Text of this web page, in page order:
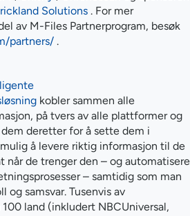
Solutions . For mer
av M-Files Partnerprogram, besøk
partners/ .
kobler sammen alle
på tvers av alle plattformer og
dem deretter for å sette dem i
å levere riktig informasjon til de
når de trenger den – og automatisere
– samtidig som man
samsvar. Tusenvis av
land (inkludert NBCUniversal,